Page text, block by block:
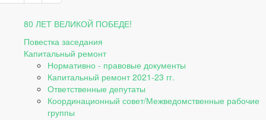
80 ЛЕТ ВЕЛИКОЙ ПОБЕДЕ!
Повестка заседания
Капитальный ремонт
Нормативно - правовые документы
Капитальный ремонт 2021-23 гг.
Ответственные депутаты
Координационный совет/Межведомственные рабочие
группы